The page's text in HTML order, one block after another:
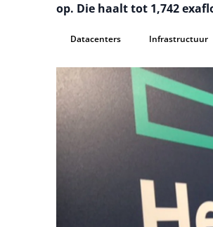
op. Die haalt tot 1,742
Datacenters Infrastructuur